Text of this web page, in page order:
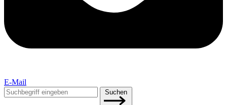
E-Mail
Suchen
nach:
Suchen